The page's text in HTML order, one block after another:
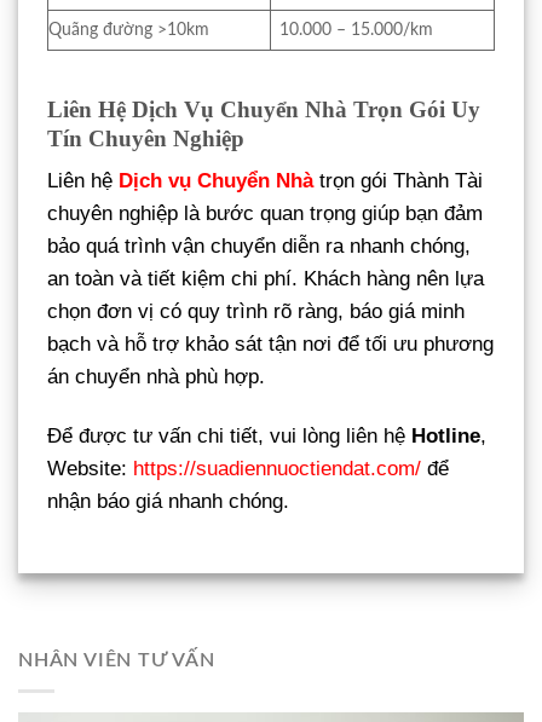
Quãng đường >10km 10.000 – 15.000/km
Liên Hệ Dịch Vụ Chuyển Nhà Trọn Gói Uy
Tín Chuyên Nghiệp
Liên hệ Dịch vụ Chuyển Nhàtrọn gói Thành Tài
chuyên nghiệp là bước quan trọng giúp bạn đảm
bảo quá trình vận chuyển diễn ra nhanh chóng,
an toàn và tiết kiệm chi phí. Khách hàng nên lựa
chọn đơn vị có quy trình rõ ràng, báo giá minh
bạch và hỗ trợ khảo sát tận nơi để tối ưu phương
án chuyển nhà phù hợp.
Để được tư vấn chi tiết, vui lòng liên hệ Hotline,
Website: https://suadiennuoctiendat.com/ để
nhận báo giá nhanh chóng.
NHÂN VIÊN TƯ VẤN